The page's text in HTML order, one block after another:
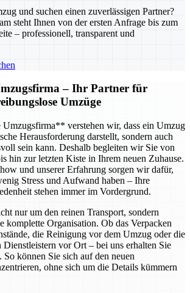
und suchen einen zuverlässigen Partner?
steht Ihnen von der ersten Anfrage bis zum
– professionell, transparent und
– Ihr Partner für
Umzüge
verstehen wir, dass ein Umzug
Herausforderung darstellt, sondern auch
sein kann. Deshalb begleiten wir Sie von
hin zur letzten Kiste in Ihrem neuen Zuhause.
und unserer Erfahrung sorgen wir dafür,
Stress und Aufwand haben – Ihre
stehen immer im Vordergrund.
nur um den reinen Transport, sondern
komplette Organisation. Ob das Verpacken
die Reinigung vor dem Umzug oder die
vor Ort – bei uns erhalten Sie
So können Sie sich auf den neuen
ohne sich um die Details kümmern